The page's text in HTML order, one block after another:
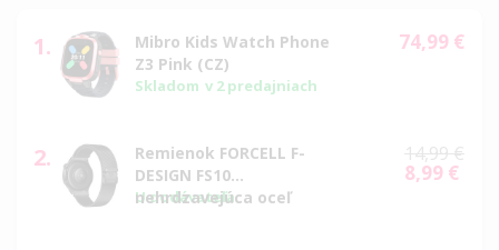
1.
Mibro Kids Watch Phone
Z3 Pink (CZ)
Skladom v 2 predajniach
74,99 €
2.
Remienok FORCELL F-
DESIGN FS10
nehrdzavejúca oceľ
U dodávateľa
14,99 €
Special
8,99 €